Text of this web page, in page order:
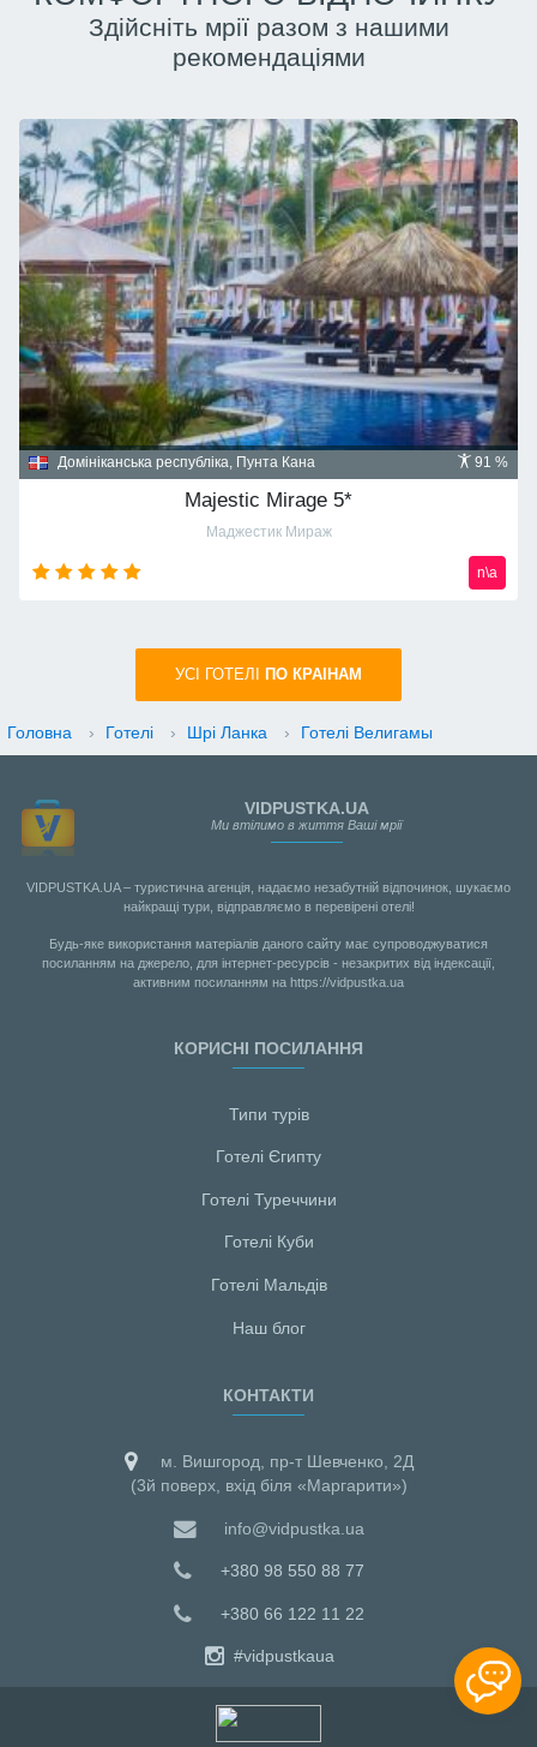
Здійсніть мрії разом з нашими
рекомендаціями
91 %
Домініканська республіка, Пунта Кана
Majestic Mirage 5*
Маджестик Мираж
n\a
УСI ГОТЕЛІ ПО КРАIНАМ
Головна › Готелі › Шрі Ланка › Готелі Велигамы
VIDPUSTKA.UA
Ми втілимо в життя Ваші мрії
VIDPUSTKA.UA – туристична агенція, надаємо незабутній відпочинок, шукаємо
найкращі тури, відправляємо в перевірені отелі!
Будь-яке використання матеріалів даного сайту має супроводжуватися
посиланням на джерело, для інтернет-ресурсів - незакритих від індексації,
активним посиланням на https://vidpustka.ua
КОРИСНІ ПОСИЛАННЯ
Типи турів
Готелі Єгипту
Готелі Туреччини
Готелі Куби
Готелі Мальдiв
Наш блог
КОНТАКТИ
м. Вишгород, пр-т Шевченко, 2Д
(3й поверх, вхід біля «Маргарити»)
info@vidpustka.ua
+380 98 550 88 77
+380 66 122 11 22
#vidpustkaua